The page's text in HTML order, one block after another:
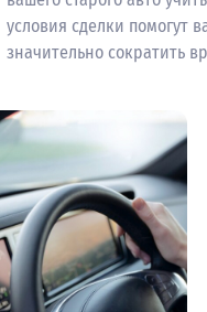
условия сделки помогут
значительно сократить